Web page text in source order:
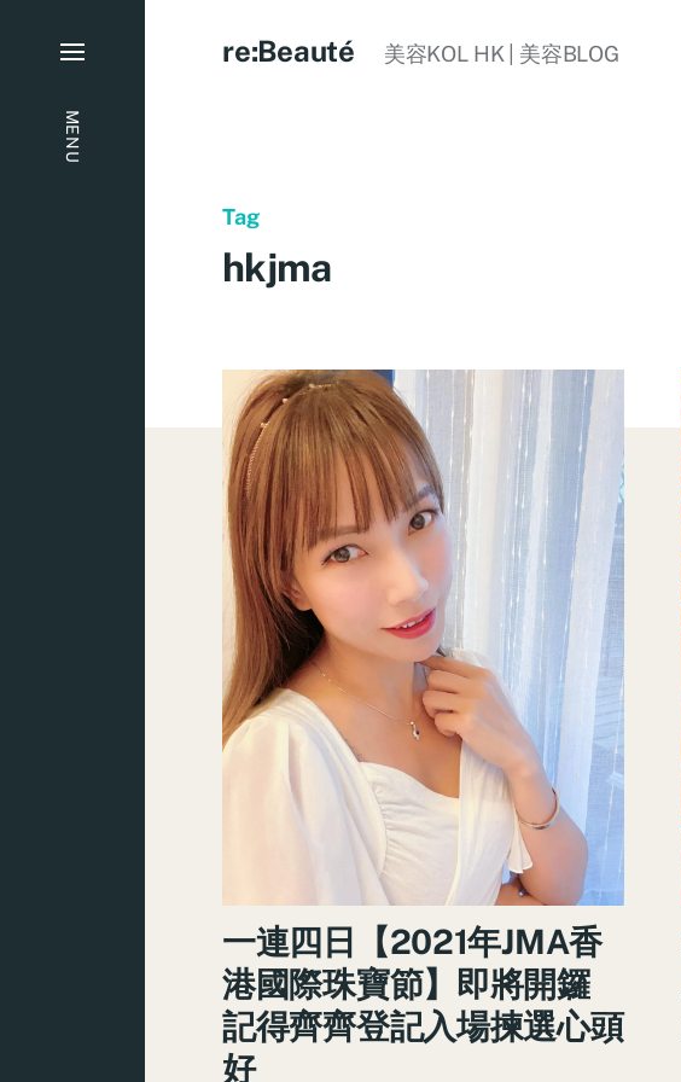
MENU
re:Beauté 美容KOL HK | 美容BLOG
Tag
hkjma
一連四日【2021年JMA香
港國際珠寶節】即將開鑼
記得齊齊登記入場揀選心頭
好